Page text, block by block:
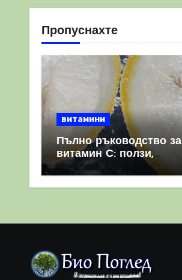
Пропуснахте
витамини
Пълно ръководство за
витамин С: ползи,
източници и защо е
важен за имунната